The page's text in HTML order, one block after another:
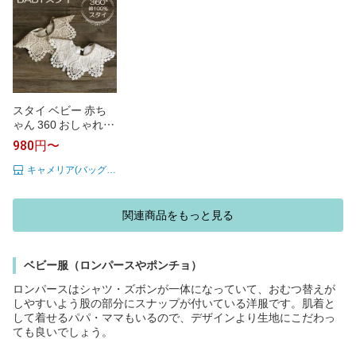
スタイ ベビー 赤ち
ゃん 360 おしゃれ
かわいい お食事スタ
イ お食事エプロン
女の子 男の子 新生
ib フリル レース ド
祝い プレゼント 【楽
ギフ_○○】【-】
980円〜
キャメリア(バッグ&ジュエリー)
関連商品をもっと見る
ベビー服（ロンパースやポンチョ）
ロンパースはシャツ・ズボンが一体になっていて、おむつ替えが
しやすいよう股の部分にスナップが付いている洋服です。肌着と
して着せるパパ・ママもいるので、デザインより生地にこだわっ
ても良いでしょう。